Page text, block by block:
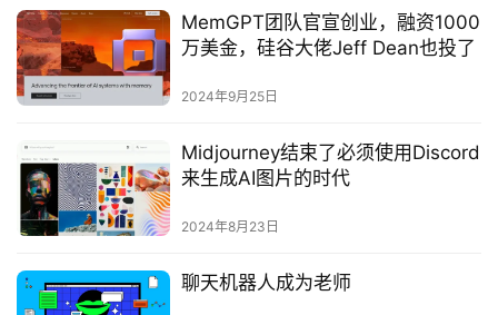
MemGPT团队官宣创业，融资1000
万美金，硅谷大佬Jeff Dean也投了
2024年9月25日
Midjourney结束了必须使用Discord
来生成AI图片的时代
2024年8月23日
聊天机器人成为老师